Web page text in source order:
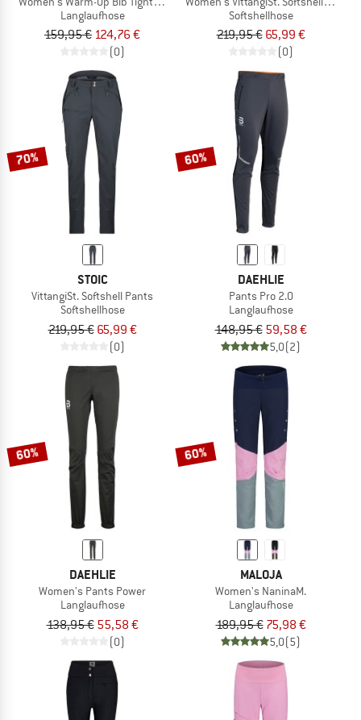
Langlaufhose
159,95 € 124,76 €
(0)
Softshellhose
219,95 € 65,99 €
(0)
70%
STOIC
VittangiSt. Softshell Pants
Softshellhose
219,95 € 65,99 €
(0)
60%
DAEHLIE
Pants Pro 2.0
Langlaufhose
148,95 € 59,58 €
5,0(2)
60%
DAEHLIE
Women's Pants Power
Langlaufhose
138,95 € 55,58 €
(0)
60%
MALOJA
Women's NaninaM.
Langlaufhose
189,95 € 75,98 €
5,0(5)